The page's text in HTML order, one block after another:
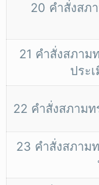
20 คำสั่งสภ
21 คำสั่งสภาม
ประ
22 คำสั่งสภาม
23 คำสั่งสภาม